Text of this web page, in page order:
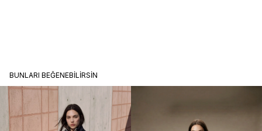
BUNLARI BEĞENEBILIRSIN